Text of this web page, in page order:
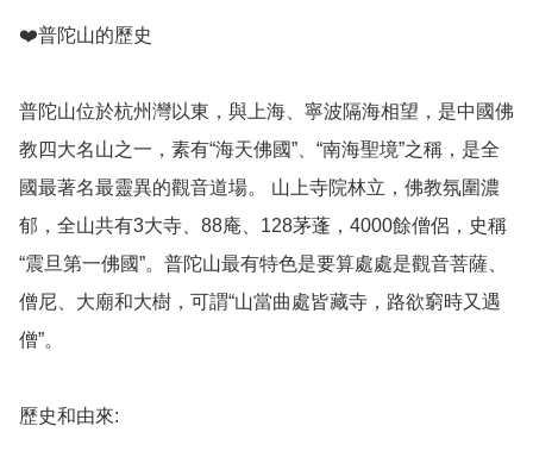
❤️普陀山的歷史
普陀山位於杭州灣以東，與上海、寧波隔海相望，是中國佛
教四大名山之一，素有“海天佛國”、“南海聖境”之稱，是全
國最著名最靈異的觀音道場。 山上寺院林立，佛教氛圍濃
郁，全山共有3大寺、88庵、128茅蓬，4000餘僧侶，史稱
“震旦第一佛國”。普陀山最有特色是要算處處是觀音菩薩、
僧尼、大廟和大樹，可謂“山當曲處皆藏寺，路欲窮時又遇
僧”。
歷史和由來: